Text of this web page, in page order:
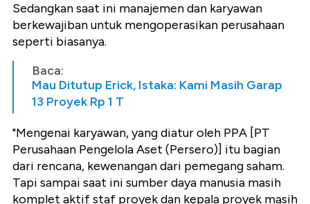
Sedangkan saat ini manajemen dan karyawan
berkewajiban untuk mengoperasikan perusahaan
seperti biasanya.
Baca:
Mau Ditutup Erick, Istaka: Kami Masih Garap
13 Proyek Rp 1 T
"Mengenai karyawan, yang diatur oleh PPA [PT
Perusahaan Pengelola Aset (Persero)] itu bagian
dari rencana, kewenangan dari pemegang saham.
Tapi sampai saat ini sumber daya manusia masih
komplet aktif staf proyek dan kepala proyek masih